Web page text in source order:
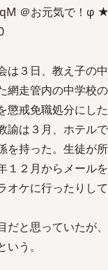
＠お元気で！φ
は３日、教え子の
網走管内の中学校の
懲戒免職処分にし
諭は３月、ホテルで
を持った。生徒が
１２月からメールを
オケに行ったりして
だと思っていたが
う。